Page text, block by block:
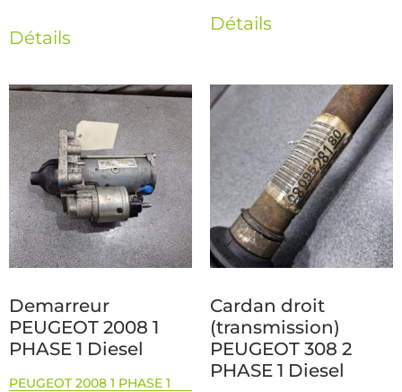
Détails
Détails
Demarreur
PEUGEOT 2008 1
PHASE 1 Diesel
PEUGEOT 2008 1 PHASE 1
Cardan droit
(transmission)
PEUGEOT 308 2
PHASE 1 Diesel